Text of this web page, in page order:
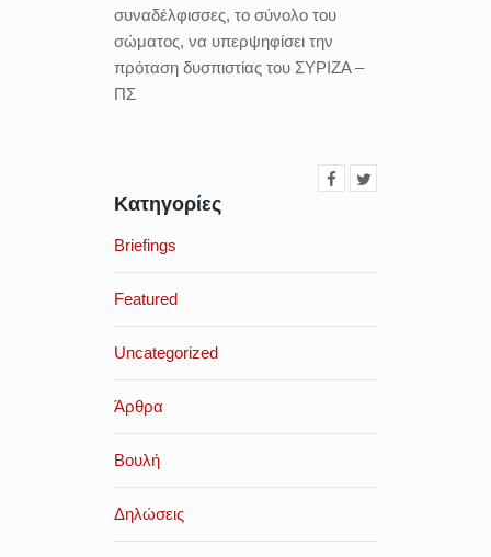
συναδέλφισσες, το σύνολο του
σώματος, να υπερψηφίσει την
πρόταση δυσπιστίας του ΣΥΡΙΖΑ –
ΠΣ
Κατηγορίες
Briefings
Featured
Uncategorized
Άρθρα
Βουλή
Δηλώσεις